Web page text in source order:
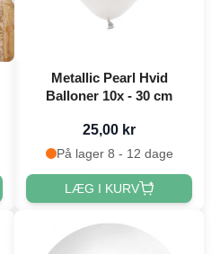
Metallic Pearl Hvid
Balloner 10x - 30 cm
25,00 kr
På lager 8 - 12 dage
LÆG I KURV